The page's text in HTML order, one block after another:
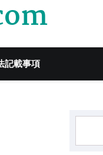
記載事項